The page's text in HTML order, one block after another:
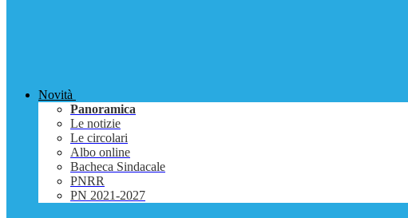
Novità
Panoramica
Le notizie
Le circolari
Albo online
Bacheca Sindacale
PNRR
PN 2021-2027